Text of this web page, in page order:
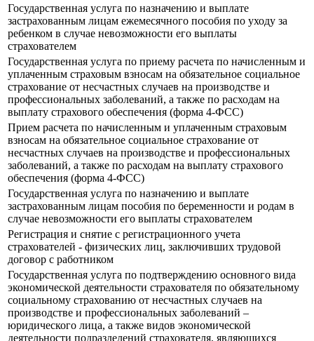
Государственная услуга по назначению и выплате
застрахованным лицам ежемесячного пособия по уходу за
ребенком в случае невозможности его выплаты
страхователем
Государственная услуга по приему расчета по начисленным и
уплаченным страховым взносам на обязательное социальное
страхование от несчастных случаев на производстве и
профессиональных заболеваний, а также по расходам на
выплату страхового обеспечения (форма 4-ФСС)
Прием расчета по начисленным и уплаченным страховым
взносам на обязательное социальное страхование от
несчастных случаев на производстве и профессиональных
заболеваний, а также по расходам на выплату страхового
обеспечения (форма 4-ФСС)
Государственная услуга по назначению и выплате
застрахованным лицам пособия по беременности и родам в
случае невозможности его выплаты страхователем
Регистрация и снятие с регистрационного учета
страхователей - физических лиц, заключивших трудовой
договор с работником
Государственная услуга по подтверждению основного вида
экономической деятельности страхователя по обязательному
социальному страхованию от несчастных случаев на
производстве и профессиональных заболеваний –
юридического лица, а также видов экономической
деятельности подразделений страхователя, являющихся